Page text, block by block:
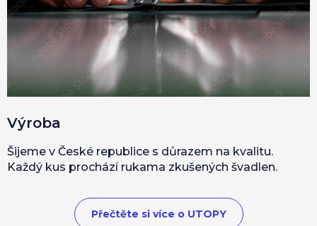
Výroba
Šijeme v České republice s důrazem na kvalitu.
Každý kus prochází rukama zkušených švadlen.
Přečtěte si více o UTOPY